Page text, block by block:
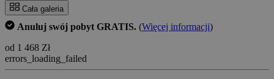
Cała galeria
Anuluj swój pobyt GRATIS. (Więcej informacji)
od 1 468 Zł
errors_loading_failed